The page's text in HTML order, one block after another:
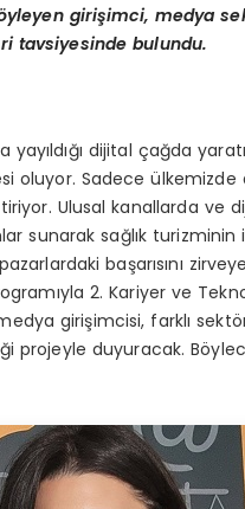
girişimci, medya
tavsiyesinde bulundu.
yayıldığı dijital çağda
oluyor. Sadece
Ulusal kanallarda
sunarak sağlık turizminin
başarısını
2. Kariyer ve
girişimcisi, farklı
projeyle duyuracak.